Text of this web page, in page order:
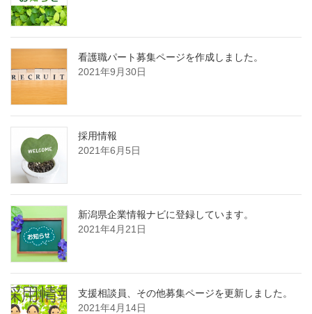
看護職パート募集ページを作成しました。
2021年9月30日
採用情報
2021年6月5日
新潟県企業情報ナビに登録しています。
2021年4月21日
支援相談員、その他募集ページを更新しました。
2021年4月14日